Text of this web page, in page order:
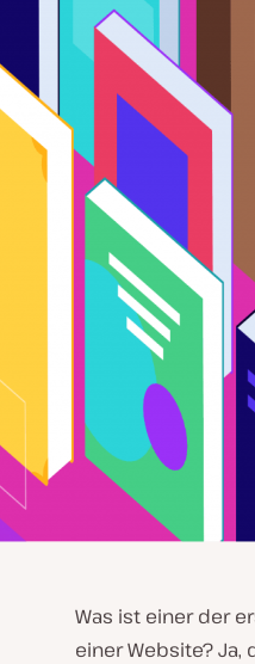
Was ist einer der
einer Website?